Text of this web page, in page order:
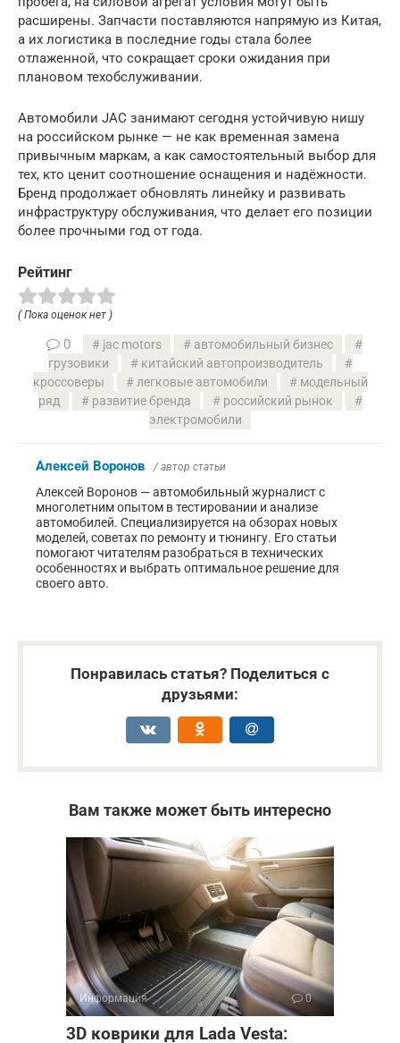
расширены. Запчасти поставляются напрямую из Китая,
а их логистика в последние годы стала более
отлаженной, что сокращает сроки ожидания при
плановом техобслуживании.
Автомобили JAC занимают сегодня устойчивую нишу
на российском рынке — не как временная замена
привычным маркам, а как самостоятельный выбор для
тех, кто ценит соотношение оснащения и надёжности.
Бренд продолжает обновлять линейку и развивать
инфраструктуру обслуживания, что делает его позиции
более прочными год от года.
Рейтинг
( Пока оценок нет )
0 jac motors
автомобильный бизнес
грузовики
китайский автопроизводитель
кроссоверы
легковые автомобили
модельный
ряд
развитие бренда
российский рынок
электромобили
Алексей Воронов / автор статьи
Алексей Воронов — автомобильный журналист с
многолетним опытом в тестировании и анализе
автомобилей. Специализируется на обзорах новых
моделей, советах по ремонту и тюнингу. Его статьи
помогают читателям разобраться в технических
особенностях и выбрать оптимальное решение для
своего авто.
Понравилась статья? Поделиться с
друзьями:
Вам также может быть интересно
Информация 0
3D коврики для Lada Vesta: